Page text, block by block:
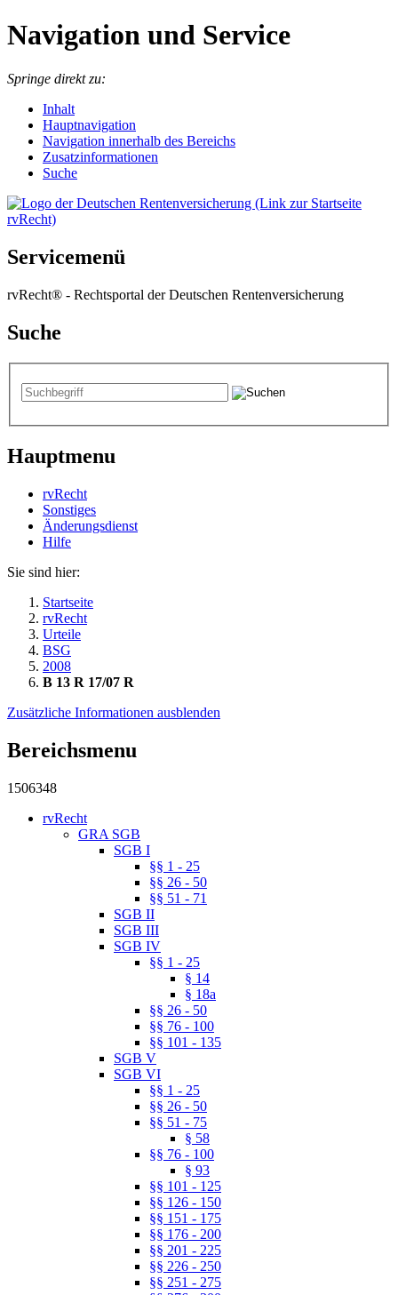
Navigation und Service
Springe direkt zu:
Inhalt
Hauptnavigation
Navigation innerhalb des Bereichs
Zusatzinformationen
Suche
Servicemenü
rvRecht® - Rechtsportal der Deutschen Rentenversicherung
Suche
Hauptmenu
rvRecht
Sonstiges
Änderungsdienst
Hil­fe
Sie sind hier:
Startseite
rvRecht
Urteile
BSG
2008
B 13 R 17/07 R
Zusätzliche Informationen ausblenden
Bereichsmenu
1506348
rvRecht
GRA SGB
SGB I
§§ 1 - 25
§§ 26 - 50
§§ 51 - 71
SGB II
SGB III
SGB IV
§§ 1 - 25
§ 14
§ 18a
§§ 26 - 50
§§ 76 - 100
§§ 101 - 135
SGB V
SGB VI
§§ 1 - 25
§§ 26 - 50
§§ 51 - 75
§ 58
§§ 76 - 100
§ 93
§§ 101 - 125
§§ 126 - 150
§§ 151 - 175
§§ 176 - 200
§§ 201 - 225
§§ 226 - 250
§§ 251 - 275